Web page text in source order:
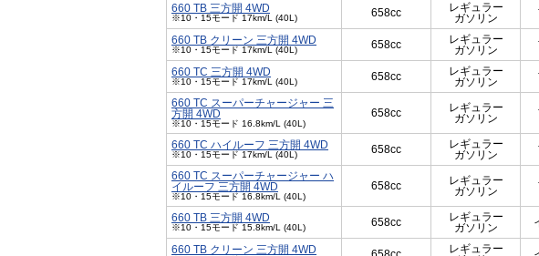
660 TB 三方開 4WD
※10・15モード 17km/L (40L) 658cc
レギュラー
ガソリン
660 TB クリーン 三方開 4WD
※10・15モード 17km/L (40L) 658cc
レギュラー
ガソリン
660 TC 三方開 4WD
※10・15モード 17km/L (40L) 658cc
レギュラー
ガソリン
660 TC スーパーチャージャー 三
方開 4WD
※10・15モード 16.8km/L (40L)
658cc
レギュラー
ガソリン
660 TC ハイルーフ 三方開 4WD
※10・15モード 17km/L (40L) 658cc
レギュラー
ガソリン
660 TC スーパーチャージャー ハ
イルーフ 三方開 4WD
※10・15モード 16.8km/L (40L)
658cc
レギュラー
ガソリン
660 TB 三方開 4WD
※10・15モード 15.8km/L (40L) 658cc
レギュラー
ガソリン
660 TB クリーン 三方開 4WD
レギュラー